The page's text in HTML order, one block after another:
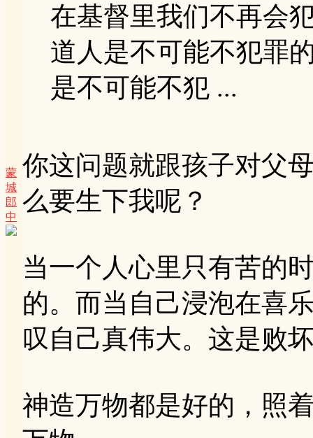
蒙
城
郎
中
在基督里我们不再会
道人是不可能不犯罪
是不可能不犯 ...
你这问题就跟孩子对父
么要生下我呢？
当一个人心里只有苦的
的。而当自己浸泡在喜
叹自己真伟大。这是败
神造万物都是好的，照